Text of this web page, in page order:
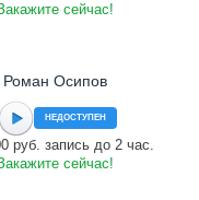
сейчас!
Роман Осипов
НЕДОСТУПЕН
руб. запись до 2 час.
сейчас!